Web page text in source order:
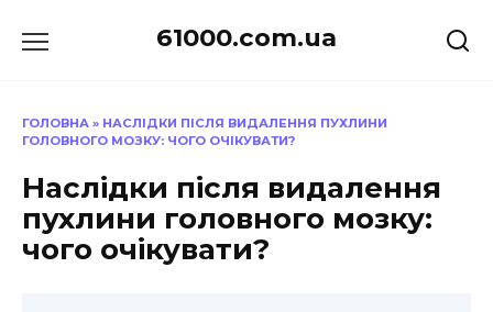
до
61000.com.ua
ГОЛОВНА » НАСЛІДКИ ПІСЛЯ ВИДАЛЕННЯ ПУХЛИНИ
ГОЛОВНОГО МОЗКУ: ЧОГО ОЧІКУВАТИ?
Наслідки після видалення
пухлини головного мозку:
чого очікувати?